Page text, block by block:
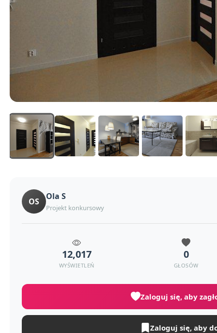
OS Ola S
Projekt konkursowy
12,017
WYŚWIETLEŃ
0
GŁOSÓW
Zaloguj się, aby
Zaloguj się, aby